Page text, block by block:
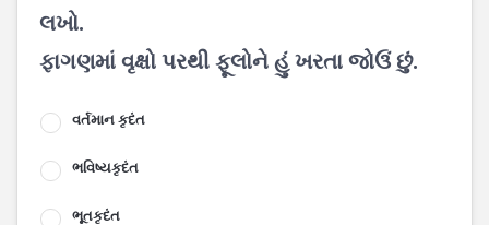
લખો.
ફાગણમાં વૃક્ષો પરથી ફૂલોને હું ખરતા જોઉં છું.
વર્તમાન કૃદંત
ભવિષ્યકૃદંત
ભૂતકૃદંત